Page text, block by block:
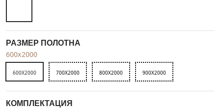
РАЗМЕР ПОЛОТНА
600x2000
600X2000 700X2000 800X2000 900X2000
КОМПЛЕКТАЦИЯ